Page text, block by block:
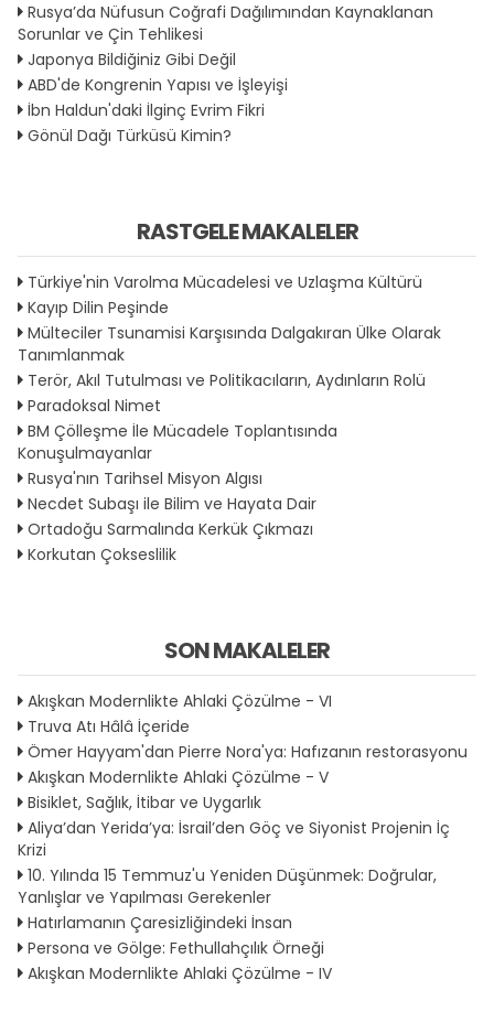
Rusya’da Nüfusun Coğrafi Dağılımından Kaynaklanan
Sorunlar ve Çin Tehlikesi
Japonya Bildiğiniz Gibi Değil
ABD'de Kongrenin Yapısı ve İşleyişi
İbn Haldun'daki İlginç Evrim Fikri
Gönül Dağı Türküsü Kimin?
RASTGELE MAKALELER
Türkiye'nin Varolma Mücadelesi ve Uzlaşma Kültürü
Kayıp Dilin Peşinde
Mülteciler Tsunamisi Karşısında Dalgakıran Ülke Olarak
Tanımlanmak
Terör, Akıl Tutulması ve Politikacıların, Aydınların Rolü
Paradoksal Nimet
BM Çölleşme İle Mücadele Toplantısında
Konuşulmayanlar
Rusya'nın Tarihsel Misyon Algısı
Necdet Subaşı ile Bilim ve Hayata Dair
Ortadoğu Sarmalında Kerkük Çıkmazı
Korkutan Çokseslilik
SON MAKALELER
Akışkan Modernlikte Ahlaki Çözülme - VI
Truva Atı Hâlâ İçeride
Ömer Hayyam'dan Pierre Nora'ya: Hafızanın restorasyonu
Akışkan Modernlikte Ahlaki Çözülme - V
Bisiklet, Sağlık, İtibar ve Uygarlık
Aliya’dan Yerida’ya: İsrail’den Göç ve Siyonist Projenin İç
Krizi
10. Yılında 15 Temmuz'u Yeniden Düşünmek: Doğrular,
Yanlışlar ve Yapılması Gerekenler
Hatırlamanın Çaresizliğindeki İnsan
Persona ve Gölge: Fethullahçılık Örneği
Akışkan Modernlikte Ahlaki Çözülme - IV